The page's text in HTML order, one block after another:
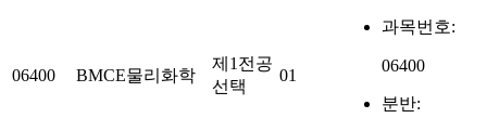
06400 BMCE물리화학
제1전공
선택
01
과목번호:
06400
분반: